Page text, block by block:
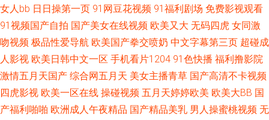
蔚 中文字幕熟女青草 变态另类性爱av 黑丝袜喷水视频网 欧美性爱东京热 午
夜日韩A片 91视频免费的 国产A级免片 欧美人妖视频 五月婷婷国产熟女 91
美女免费三级 色综欧美 自拍超碰天天看 变态另类第8页 韩国福利电影院 欧
女人bb 日日操第一页 91网豆花视频 91福利剧场 免费影视观看
91视频国产自拍 国产美女在线视频 欧美又大 无码四虎 女同激
吻视频 极品性爱导航 欧美国产拳交喷奶 中文字幕第三页 超碰成
人影视 欧美日韩中文一区 手机看片1204 91色快播 福利撸影院
激情五月天国产 综合网五月天 美女主播青草 国产高清不卡视频
四虎影视 欧美一区在线 操碰视频 五月天婷婷欧美 欧美大BB 国
产福利啪啪 欧洲成人午夜精品 国产精品美乳 男人操蜜桃视频 无